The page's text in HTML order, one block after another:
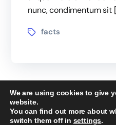
nunc, condimentum sit
facts
We are using cookies to give
website.
You can find out more about
switch them off in settings.